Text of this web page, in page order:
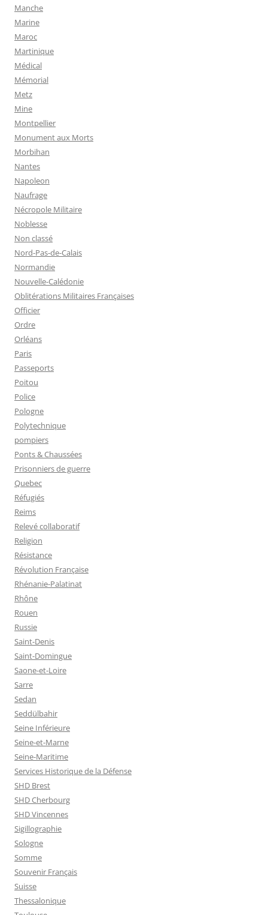
Manche
Marine
Maroc
Martinique
Médical
Mémorial
Metz
Mine
Montpellier
Monument aux Morts
Morbihan
Nantes
Napoleon
Naufrage
Nécropole Militaire
Noblesse
Non classé
Nord-Pas-de-Calais
Normandie
Nouvelle-Calédonie
Oblitérations Militaires Françaises
Officier
Ordre
Orléans
Paris
Passeports
Poitou
Police
Pologne
Polytechnique
pompiers
Ponts & Chaussées
Prisonniers de guerre
Quebec
Réfugiés
Reims
Relevé collaboratif
Religion
Résistance
Révolution Française
Rhénanie-Palatinat
Rhône
Rouen
Russie
Saint-Denis
Saint-Domingue
Saone-et-Loire
Sarre
Sedan
Seddülbahir
Seine Inférieure
Seine-et-Marne
Seine-Maritime
Services Historique de la Défense
SHD Brest
SHD Cherbourg
SHD Vincennes
Sigillographie
Sologne
Somme
Souvenir Français
Suisse
Thessalonique